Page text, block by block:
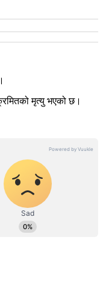
मृत्यु भएको छ।